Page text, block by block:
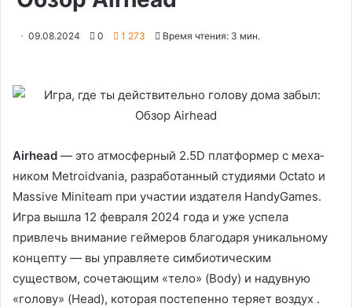
09.08.2024 0 1 273 Время чтения: 3 мин.
Airhead — это атмосферный 2.5D платформер с меха­
ником Metroidvania, разработанный студиями Octato и
Massive Miniteam при участии издателя HandyGames.
Игра вышла 12 февраля 2024 года и уже успела
привлечь внимание геймеров благодаря уникальному
концепту — вы управляете симбиотическим
существом, сочетающим «тело» (Body) и надувную
«голову» (Head), которая постепенно теряет воздух .